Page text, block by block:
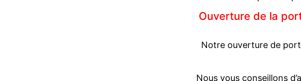
Ouverture de la
Notre ouverture de
Nous vous conseillons